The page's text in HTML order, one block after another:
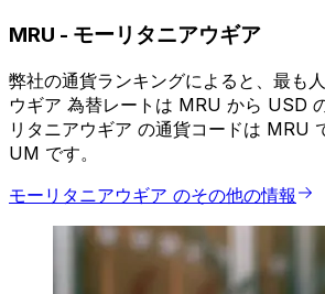
MRU - モーリタニアウギア
弊社の通貨ランキングによると、最も
ウギア 為替レートは MRU から USD
リタニアウギア の通貨コードは MRU
UM です。
モーリタニアウギア のその他の情報